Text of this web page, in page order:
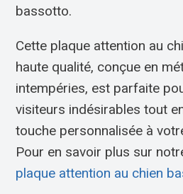
bassotto.
Cette plaque attention au
haute qualité, conçue en
intempéries, est parfaite
visiteurs indésirables tout
touche personnalisée à
Pour en savoir plus sur
plaque attention au chien